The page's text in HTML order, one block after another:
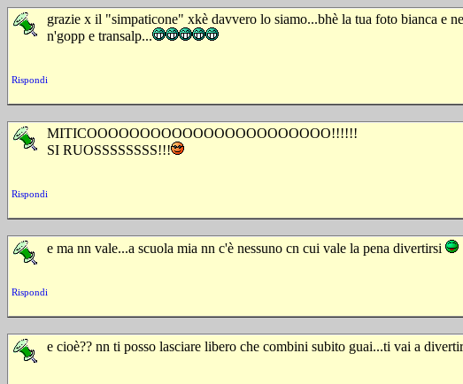
grazie x il "simpaticone" xkè davvero lo siamo...bhè la tua foto bianca e
n'gopp e transalp...
Rispondi
MITICOOOOOOOOOOOOOOOOOOOOOOO!!!!!!
SI RUOSSSSSSSS!!!
Rispondi
e ma nn vale...a scuola mia nn c'è nessuno cn cui vale la pena divertirsi
Rispondi
e cioè?? nn ti posso lasciare libero che combini subito guai...ti vai a